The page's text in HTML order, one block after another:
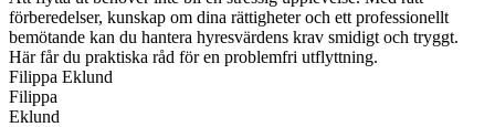
förberedelser, kunskap om dina rättigheter och ett professionellt
bemötande kan du hantera hyresvärdens krav smidigt och tryggt.
Här får du praktiska råd för en problemfri utflyttning.
Filippa Eklund
Filippa
Eklund